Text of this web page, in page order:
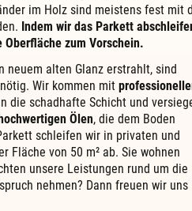
im Holz sind meistens fest mit
Indem wir das Parkett
zum Vorschein.
neuem alten Glanz erstrahlt, sind
Wir kommen mit
die schadhafte Schicht und
hochwertigen Ölen, die dem Boden
schleifen wir in privaten und
Fläche von 50 m² ab. Sie wohnen
unsere Leistungen rund um die
nehmen? Dann freuen wir uns